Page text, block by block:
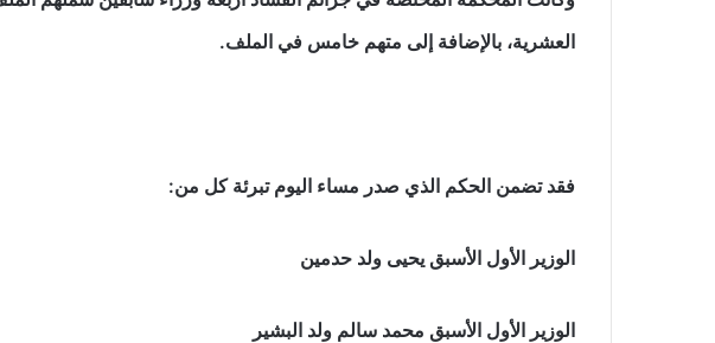
العشرية، بالإضافة إلى متهم خامس في الملف.
فقد تضمن الحكم الذي صدر مساء اليوم تبرئة كل من:
الوزير الأول الأسبق يحيى ولد حدمين
الوزير الأول الأسبق محمد سالم ولد البشير